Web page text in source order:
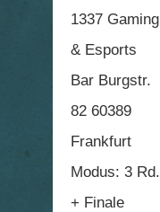
1337 Gaming
& Esports
Bar Burgstr.
82 60389
Frankfurt
Modus: 3 Rd.
+ Finale